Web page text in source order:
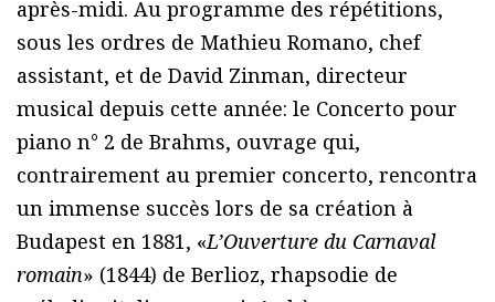
après-midi. Au programme des répétitions,
sous les ordres de Mathieu Romano, chef
assistant, et de David Zinman, directeur
musical depuis cette année: le Concerto pour
piano n° 2 de Brahms, ouvrage qui,
contrairement au premier concerto, rencontra
un immense succès lors de sa création à
Budapest en 1881, «L’Ouverture du Carnaval
romain» (1844) de Berlioz, rhapsodie de